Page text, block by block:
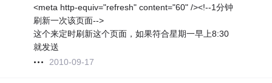
<meta http-equiv="refresh" content="60" /><!--1分钟
刷新一次该页面-->
这个来定时刷新这个页面，如果符合星期一早上8:30
就发送
2010-09-17